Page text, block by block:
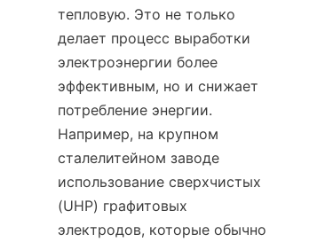
тепловую. Это не только
делает процесс выработки
электроэнергии более
эффективным, но и снижает
потребление энергии.
Например, на крупном
сталелитейном заводе
использование сверхчистых
(UHP) графитовых
электродов, которые обычно